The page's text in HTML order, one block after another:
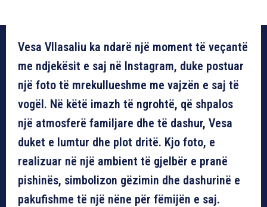
Vesa Vllasaliu ka ndarë një moment të veçantë
me ndjekësit e saj në Instagram, duke postuar
një foto të mrekullueshme me vajzën e saj të
vogël. Në këtë imazh të ngrohtë, që shpalos
një atmosferë familjare dhe të dashur, Vesa
duket e lumtur dhe plot dritë. Kjo foto, e
realizuar në një ambient të gjelbër e pranë
pishinës, simbolizon gëzimin dhe dashurinë e
pakufishme të një nëne për fëmijën e saj.